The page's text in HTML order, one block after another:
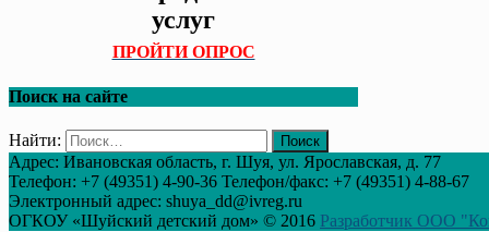
услуг
ПРОЙТИ ОПРОС
Поиск на сайте
Найти:
Адрес: Ивановская область, г. Шуя, ул. Ярославская, д. 77
Телефон: +7 (49351) 4-90-36 Телефон/факс: +7 (49351) 4-88-67
Электронный адрес: shuya_dd@ivreg.ru
ОГКОУ «Шуйский детский дом» © 2016 Разработчик ООО